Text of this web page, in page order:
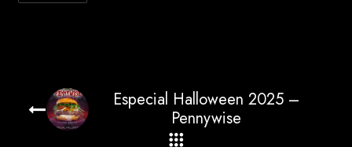
Especial Halloween 2025 –
Pennywise